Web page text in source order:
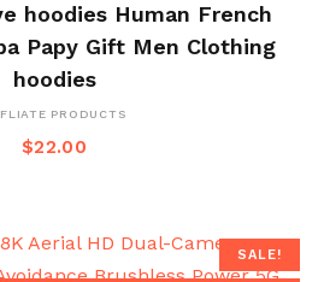
hoodies Human French
Papy Gift Men Clothing
hoodies
PRODUCTS
$22.00
SALE!